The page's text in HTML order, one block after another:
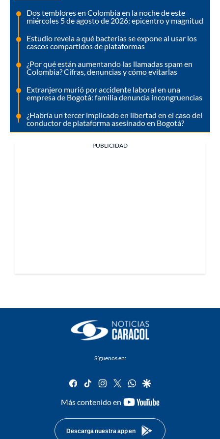
Dos temblores en Colombia en la noche de este
miércoles 5 de agosto de 2026: epicentro y magnitud
Estudio revela a qué bacterias se expone al usar los
cascos compartidos de plataformas
¿Por qué están aumentando las llamadas spam en
Colombia? Cifras, denuncias y cómo evitarlas
Extranjero murió por accidente laboral en una
empresa de Bogotá: familia denuncia incongruencias
¿Habría un tercer implicado en libertad en el caso del
conductor de plataforma asesinado en Bogotá?
PUBLICIDAD
Síguenos en:
facebook
tiktok instagram
twitterwhatsapp
google
Más contenido en
youtube-
Descarga nuestra app en